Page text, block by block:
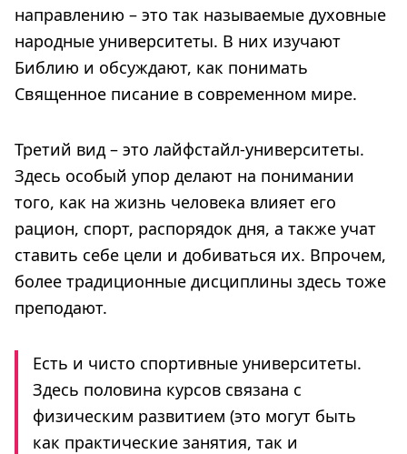
направлению – это так называемые духовные
народные университеты. В них изучают
Библию и обсуждают, как понимать
Священное писание в современном мире.
Третий вид – это лайфстайл-университеты.
Здесь особый упор делают на понимании
того, как на жизнь человека влияет его
рацион, спорт, распорядок дня, а также учат
ставить себе цели и добиваться их. Впрочем,
более традиционные дисциплины здесь тоже
преподают.
Есть и чисто спортивные университеты.
Здесь половина курсов связана с
физическим развитием (это могут быть
как практические занятия, так и